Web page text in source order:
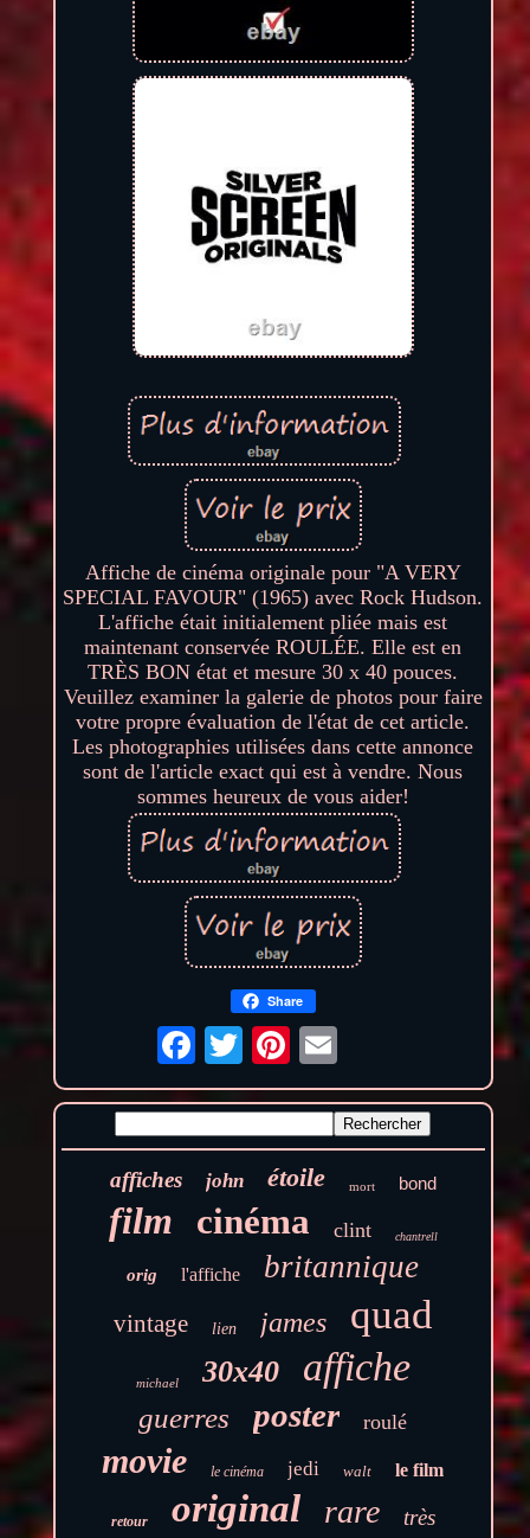
Affiche de cinéma originale pour "A VERY
SPECIAL FAVOUR" (1965) avec Rock Hudson.
L'affiche était initialement pliée mais est
maintenant conservée ROULÉE. Elle est en
TRÈS BON état et mesure 30 x 40 pouces.
Veuillez examiner la galerie de photos pour faire
votre propre évaluation de l'état de cet article.
Les photographies utilisées dans cette annonce
sont de l'article exact qui est à vendre. Nous
sommes heureux de vous aider!
Share
affiches john étoile mort bond
film cinéma clint chantrell
orig l'affiche britannique
vintage lien james quad
michael 30x40 affiche
guerres poster roulé
movie le cinéma jedi walt le film
retour original rare très